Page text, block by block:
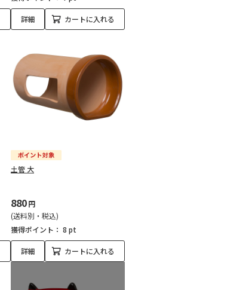
詳細 カートに入れる
土管 大
880円
(送料別・税込)
獲得ポイント： 8 pt
詳細 カートに入れる